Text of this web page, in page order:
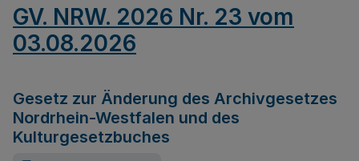
GV. NRW. 2026 Nr. 23 vom
03.08.2026
Gesetz zur Änderung des Archivgesetzes
Nordrhein-Westfalen und des
Kulturgesetzbuches